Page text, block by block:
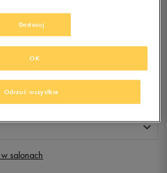
STYLE
o dostępności
salonach
Dostosuj
Odrzuć wszystkie
OK